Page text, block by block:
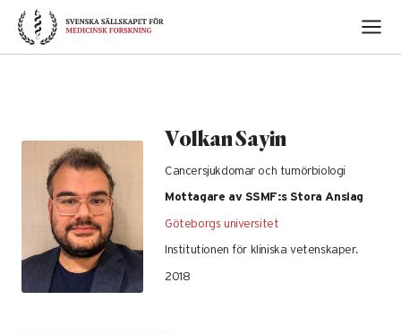
Skip
content
Volkan Sayin
Cancersjukdomar och tumörbiologi
Mottagare av SSMF:s Stora Anslag
Göteborgs universitet
Institutionen för kliniska vetenskaper.
2018